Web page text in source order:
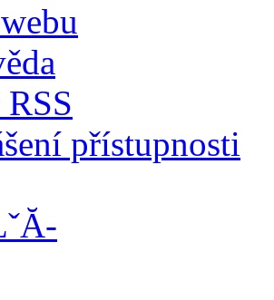
přístupnosti